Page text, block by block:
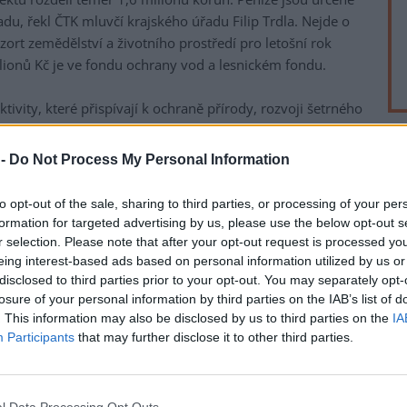
Do Not Process My Personal Information
opt-out of the sale, sharing to third parties, or processing of your
for targeted advertising by us, please use the below opt-out
selection. Please note that after your opt-out request is processed
interest-based ads based on personal information utilized by us
to third parties prior to your opt-out. You may separately
of your personal information by third parties on the IAB’s list of
This information may also be disclosed by us to third parties on the
Participants that may further disclose it to other third parties.
řekl ČTK mluvčí krajského úřadu Filip Trdla. Nejde o
zemědělství a životního prostředí pro letošní rok
Kč je ve fondu ochrany vod a lesnickém fondu.
které přispívají k ochraně přírody, rozvoji šetrného
Důležité je také zapojování veřejnosti a dětí do aktivit,
regionu," doplnil náměstek hejtmana pro životní
Ralsko. Krajina geoparku je rozmanitou mozaikou
rybníků a rašelinišť, borových lesů i vrcholků
Kraj podpoří projekt zaměřený na rozvoj šetrné
dědictví, pořádání akcí pro veřejnost a vzdělávací
společnost Geopark Český ráj, která spravuje značku
Český ráj. "Podpora pomůže zajistit například
akce zaměřené na geologii a účast na mezinárodním
Český ráj o rozloze 833 kilometrů čtverečních leží na